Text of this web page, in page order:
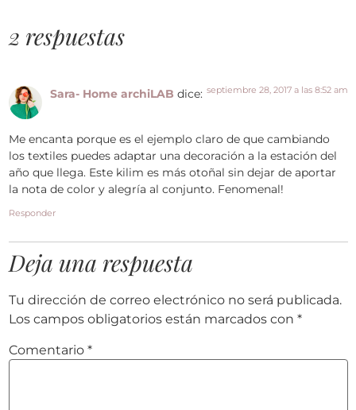
2 respuestas
Sara- Home archiLAB dice: septiembre 28, 2017 a las 8:52 am
Me encanta porque es el ejemplo claro de que cambiando
los textiles puedes adaptar una decoración a la estación del
año que llega. Este kilim es más otoñal sin dejar de aportar
la nota de color y alegría al conjunto. Fenomenal!
Responder
Deja una respuesta
Tu dirección de correo electrónico no será publicada.
Los campos obligatorios están marcados con *
Comentario *